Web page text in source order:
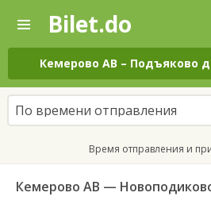
—
Поиск
и
покупка
билетов
на
автобус
онлайн
Bilet.do
Кемерово АВ – Подъяково
По времени отправления
Время отправления и
Кемерово АВ —